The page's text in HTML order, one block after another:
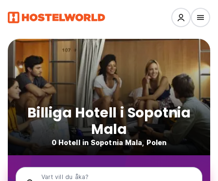
Billiga Hotell i Sopotnia
Mala
0 Hotell in Sopotnia Mala, Polen
Vart vill du åka?